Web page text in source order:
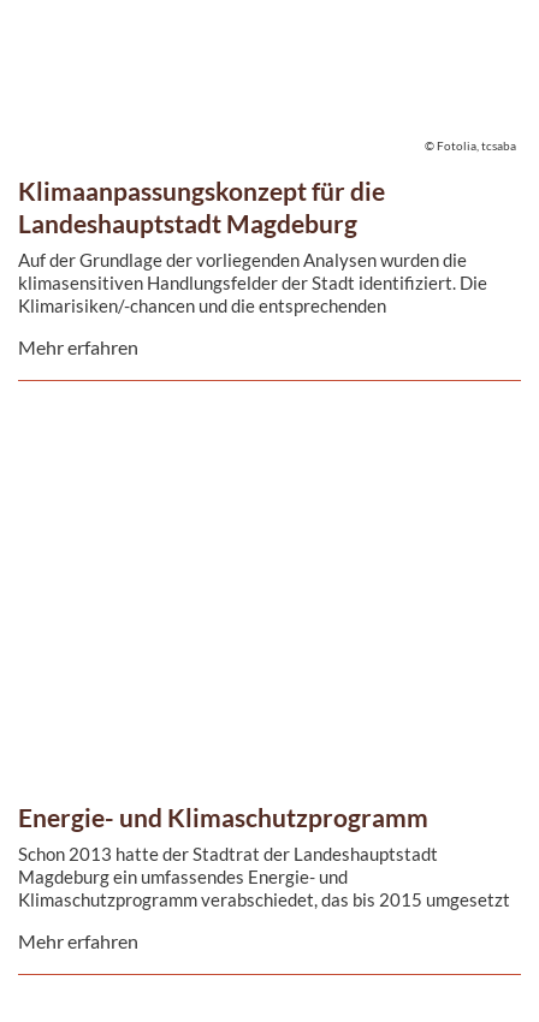
Klimaanpassungskonzept für die
Landeshauptstadt Magdeburg
Auf der Grundlage der vorliegenden Analysen wurden die
klimasensitiven Handlungsfelder der Stadt identifiziert. Die
Klimarisiken/-chancen und die entsprechenden
Mehr erfahren
© Fotolia, tcsaba
Energie- und Klimaschutzprogramm
Schon 2013 hatte der Stadtrat der Landeshauptstadt
Magdeburg ein umfassendes Energie- und
Klimaschutzprogramm verabschiedet, das bis 2015 umgesetzt
Mehr erfahren